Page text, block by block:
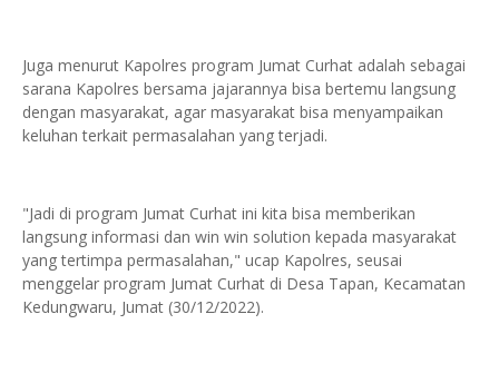
Juga menurut Kapolres program Jumat Curhat adalah sebagai
sarana Kapolres bersama jajarannya bisa bertemu langsung
dengan masyarakat, agar masyarakat bisa menyampaikan
keluhan terkait permasalahan yang terjadi.
"Jadi di program Jumat Curhat ini kita bisa memberikan
langsung informasi dan win win solution kepada masyarakat
yang tertimpa permasalahan," ucap Kapolres, seusai
menggelar program Jumat Curhat di Desa Tapan, Kecamatan
Kedungwaru, Jumat (30/12/2022).